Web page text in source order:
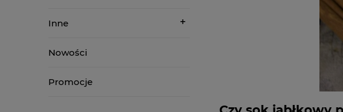
Inne
Nowości
Promocje